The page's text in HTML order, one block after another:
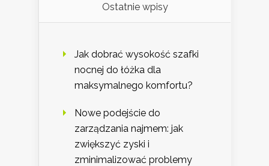
Ostatnie wpisy
Jak dobrać wysokość szafki
nocnej do łóżka dla
maksymalnego komfortu?
Nowe podejście do
zarządzania najmem: jak
zwiększyć zyski i
zminimalizować problemy